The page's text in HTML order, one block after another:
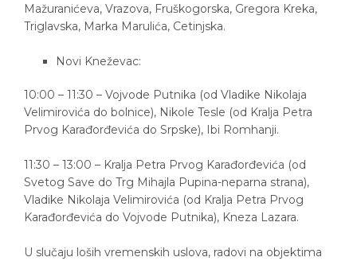
Mažuranićeva, Vrazova, Fruškogorska, Gregora Kreka,
Triglavska, Marka Marulića, Cetinjska.
Novi Kneževac:
10:00 – 11:30 – Vojvode Putnika (od Vladike Nikolaja
Velimirovića do bolnice), Nikole Tesle (od Kralja Petra
Prvog Karađorđevića do Srpske), Ibi Romhanji.
11:30 – 13:00 – Kralja Petra Prvog Karađorđevića (od
Svetog Save do Trg Mihajla Pupina-neparna strana),
Vladike Nikolaja Velimirovića (od Kralja Petra Prvog
Karađorđevića do Vojvode Putnika), Kneza Lazara.
U slučaju loših vremenskih uslova, radovi na objektima